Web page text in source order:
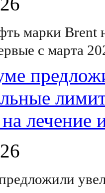
марки Brent
с марта